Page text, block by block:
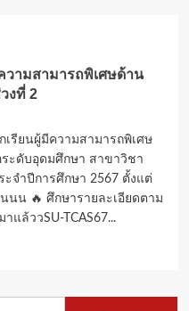
วามสามารถพิเศษด้าน
งที่ 2
รียนผู้มีความสามารถพิเศษ
ะดับอุดมศึกษา สาขาวิชา
จำปีการศึกษา 2567 ตั้งแต่
น 🔥 ศึกษารายละเอียดตาม
แล้ววSU-TCAS67...